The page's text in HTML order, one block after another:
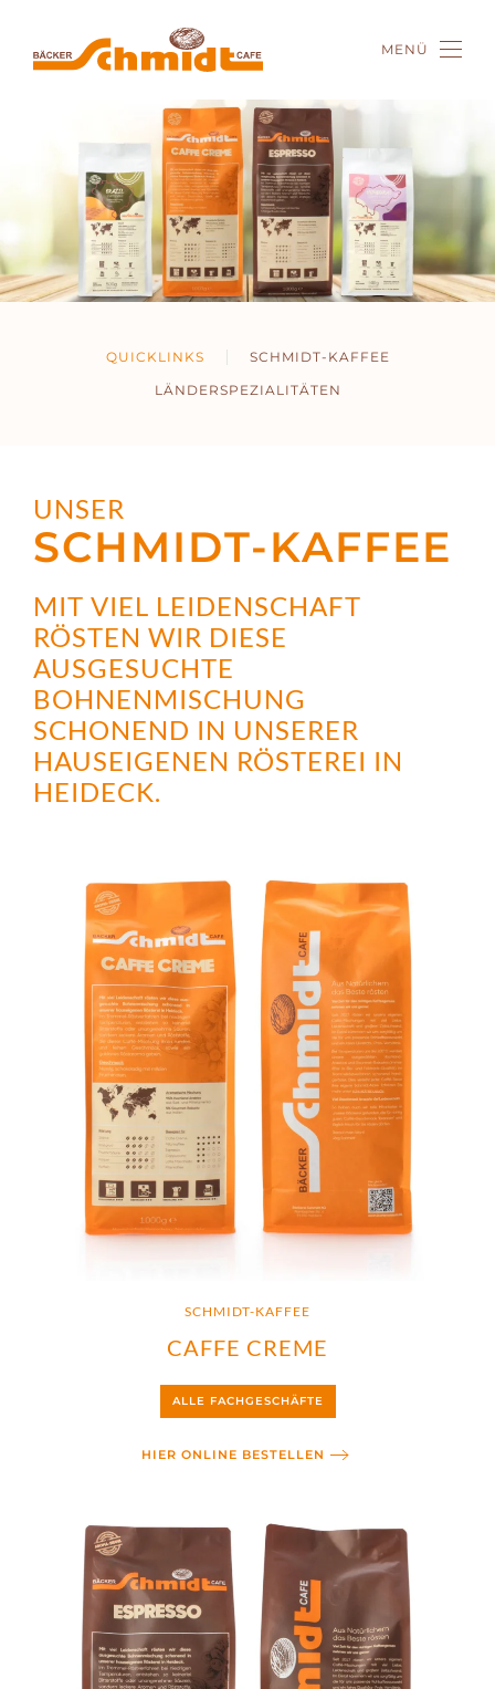
Zum Hauptinhalt springen
MENÜ
QUICKLINKS
SCHMIDT-KAFFEE
LÄNDERSPEZIALITÄTEN
UNSER
SCHMIDT-KAFFEE
MIT VIEL LEIDENSCHAFT
RÖSTEN WIR DIESE
AUSGESUCHTE
BOHNENMISCHUNG
SCHONEND IN UNSERER
HAUSEIGENEN RÖSTEREI IN
HEIDECK.
SCHMIDT-KAFFEE
CAFFE CREME
ALLE FACHGESCHÄFTE
HIER ONLINE BESTELLEN